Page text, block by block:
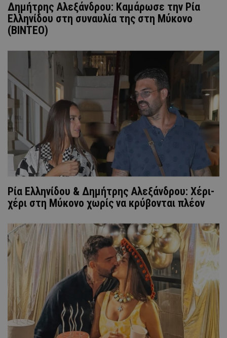
Δημήτρης Αλεξάνδρου: Καμάρωσε την Ρία
Ελληνίδου στη συναυλία της στη Μύκονο
(ΒΙΝΤΕΟ)
Ρία Ελληνίδου & Δημήτρης Αλεξάνδρου: Χέρι-
χέρι στη Μύκονο χωρίς να κρύβονται πλέον